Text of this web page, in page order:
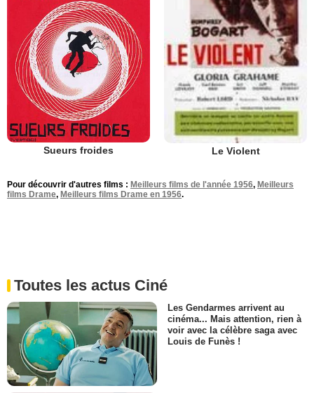
Sueurs froides Le Violent
Pour découvrir d'autres films : Meilleurs films de l'année 1956, Meilleurs
films Drame, Meilleurs films Drame en 1956.
Toutes les actus Ciné
Les Gendarmes arrivent au
cinéma... Mais attention, rien à
voir avec la célèbre saga avec
Louis de Funès !